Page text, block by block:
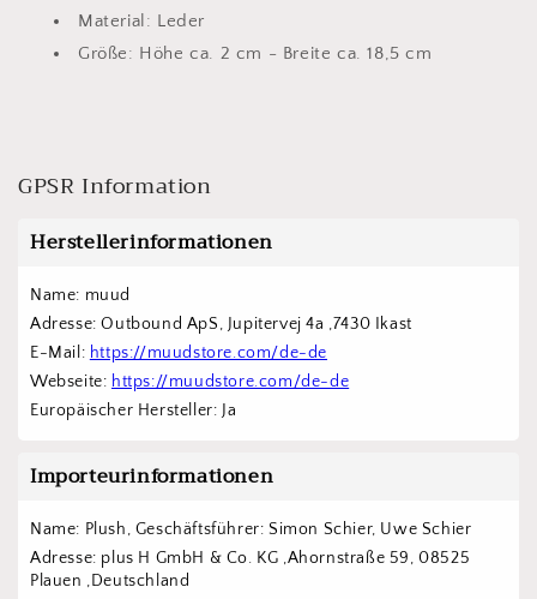
Material: Leder
Größe: Höhe ca. 2 cm - Breite ca. 18,5 cm
GPSR Information
Herstellerinformationen
Name: muud
Adresse: Outbound ApS, Jupitervej 4a ,7430 Ikast
E-Mail: https://muudstore.com/de-de
Webseite: https://muudstore.com/de-de
Europäischer Hersteller: Ja
Importeurinformationen
Name: Plush, Geschäftsführer: Simon Schier, Uwe Schier
Adresse: plus H GmbH & Co. KG ,Ahornstraße 59, 08525
Plauen ,Deutschland